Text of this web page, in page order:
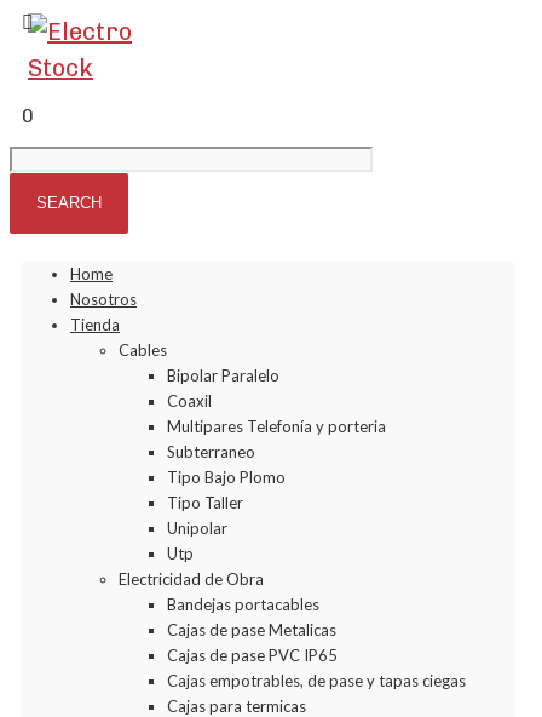
0
Home
Nosotros
Tienda
Cables
Bipolar Paralelo
Coaxil
Multipares Telefonía y porteria
Subterraneo
Tipo Bajo Plomo
Tipo Taller
Unipolar
Utp
Electricidad de Obra
Bandejas portacables
Cajas de pase Metalicas
Cajas de pase PVC IP65
Cajas empotrables, de pase y tapas ciegas
Cajas para termicas